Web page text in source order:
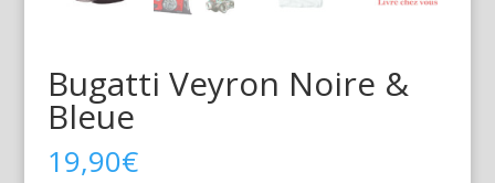
Bugatti Veyron Noire &
Bleue
19,90€